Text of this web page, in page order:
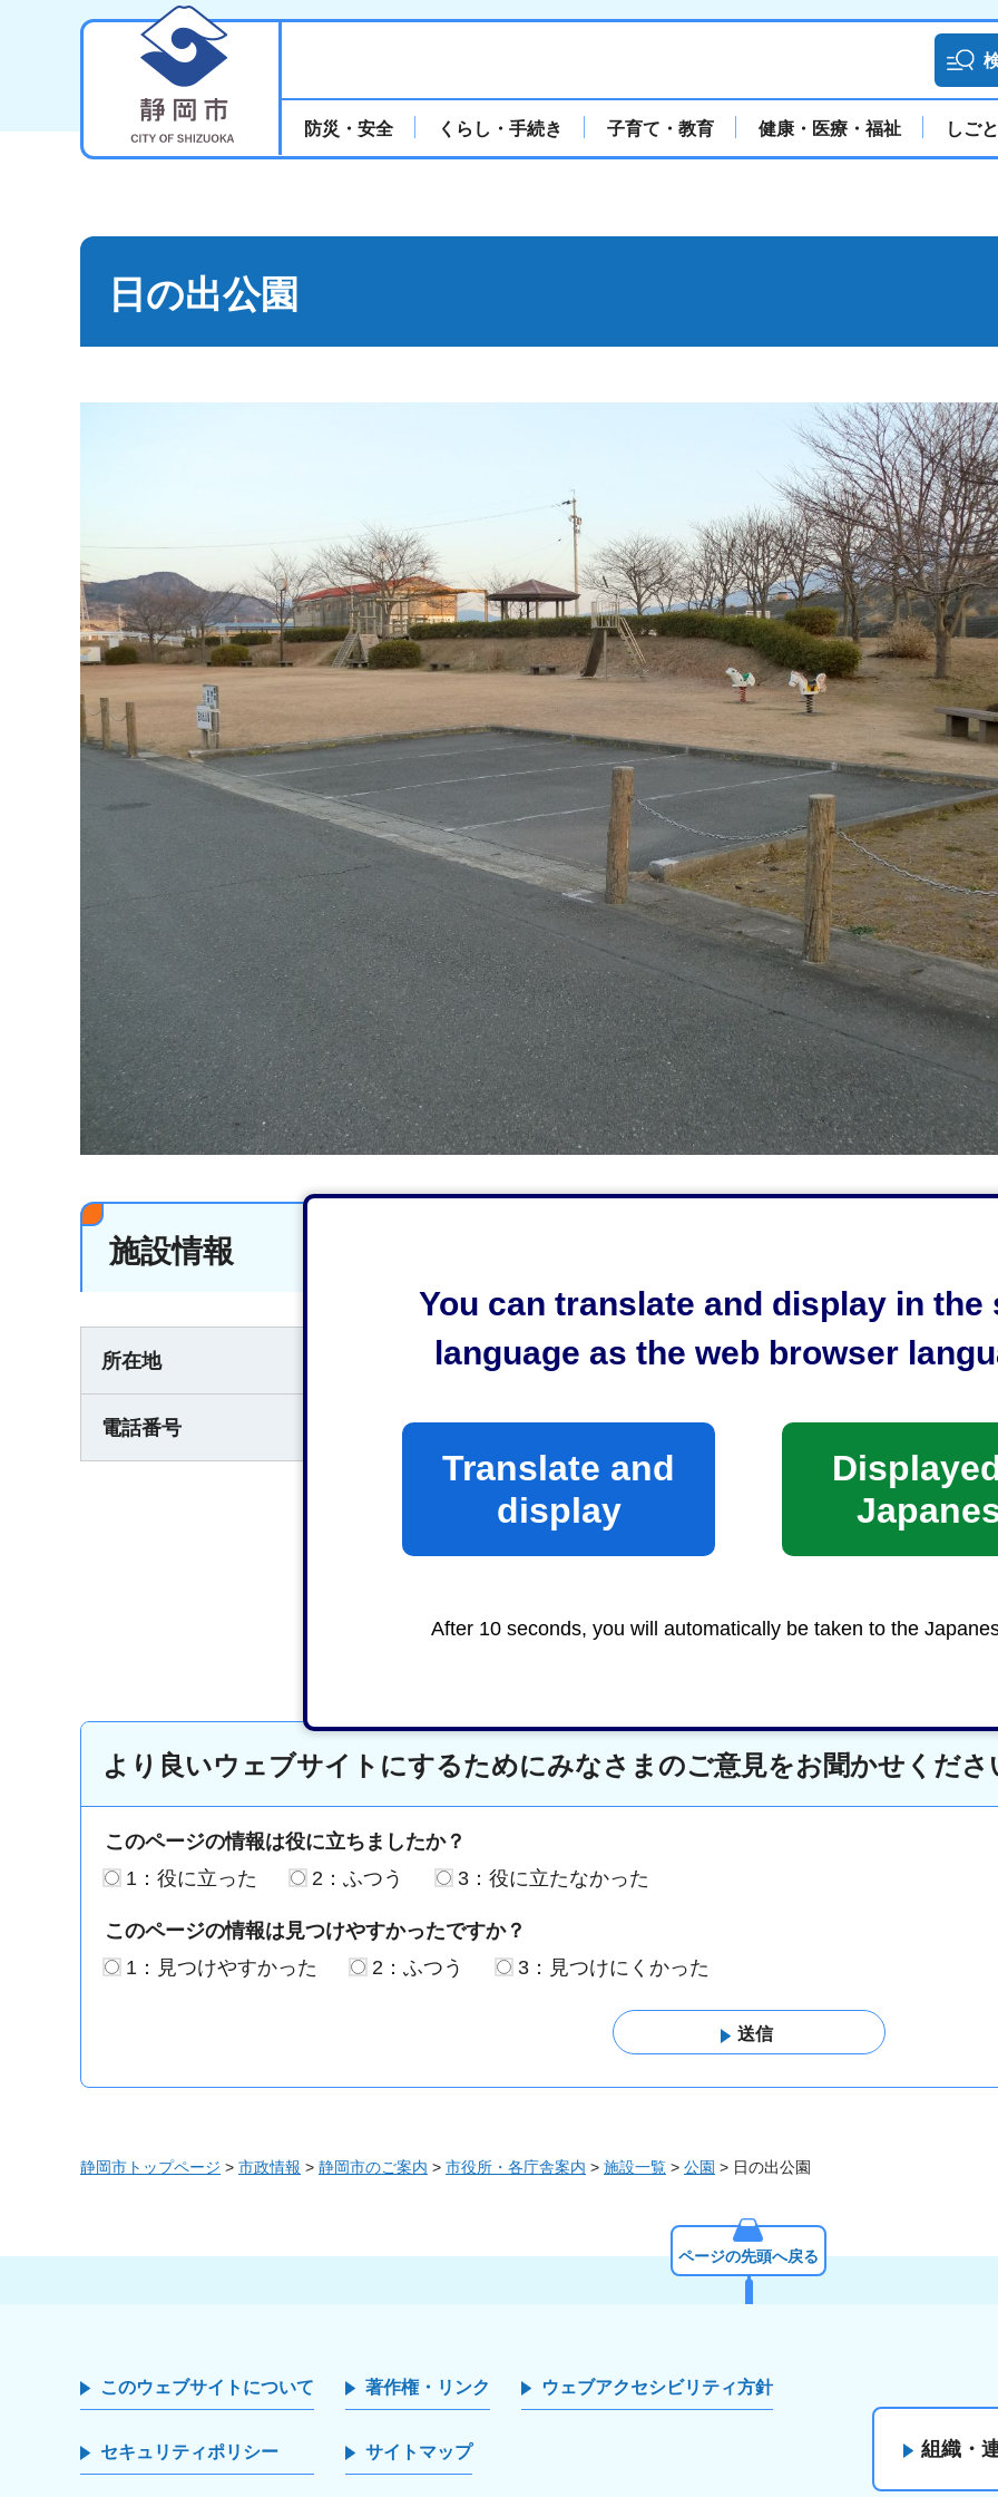
You can translate and display in the
language as the web browser
Translate and
display
After 10 seconds, you will automatically be taken to the
防災・安全 くらし・手続き 子育て・教育 健康・医療・福祉 しご
日の出公園
施設情報
所在地 清水区蒲原地内富士川緑地西側
電話番号 054-354-2272
より良いウェブサイトにするためにみなさまのご意見をお聞かせくださ
このページの情報は役に立ちましたか？
1：役に立った
2：ふつう 3：役に立たなかった
このページの情報は見つけやすかったですか？
1：見つけやすかった
2：ふつう 3：見つけにくかった
静岡市トップページ > 市政情報 > 静岡市のご案内 > 市役所・各庁舎案内 > 施設一覧 > 公園 > 日の出公園
ページの先頭へ戻る
このウェブサイトについて 著作権・リンク ウェブアクセシビリティ方針
セキュリティポリシー サイトマップ 組織・